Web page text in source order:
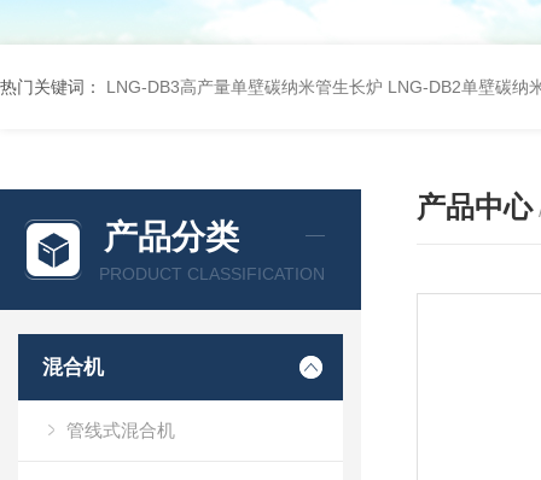
热门关键词： LNG-DB3高产量单壁碳纳米管生长炉 LNG-DB2单壁碳纳
产品分类
PRODUCT CLASSIFICATION
混合机
管线式混合机
产品中心